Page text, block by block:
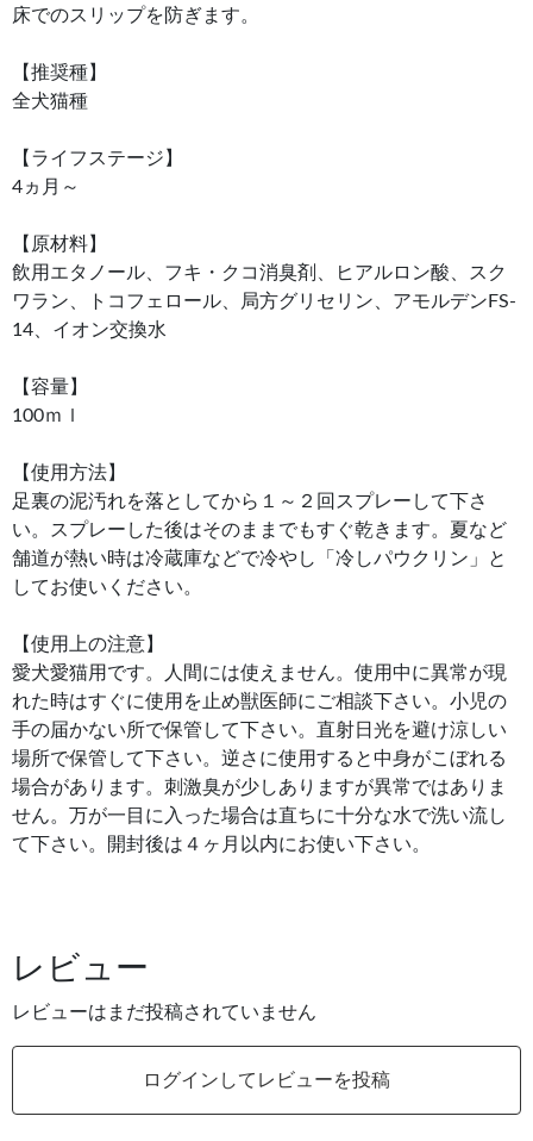
床でのスリップを防ぎます。
【推奨種】
全犬猫種
【ライフステージ】
4ヵ月～
【原材料】
飲用エタノール、フキ・クコ消臭剤、ヒアルロン酸、スク
ワラン、トコフェロール、局方グリセリン、アモルデンFS-
14、イオン交換水
【容量】
100ｍｌ
【使用方法】
足裏の泥汚れを落としてから１～２回スプレーして下さ
い。スプレーした後はそのままでもすぐ乾きます。夏など
舗道が熱い時は冷蔵庫などで冷やし「冷しパウクリン」と
してお使いください。
【使用上の注意】
愛犬愛猫用です。人間には使えません。使用中に異常が現
れた時はすぐに使用を止め獣医師にご相談下さい。小児の
手の届かない所で保管して下さい。直射日光を避け涼しい
場所で保管して下さい。逆さに使用すると中身がこぼれる
場合があります。刺激臭が少しありますが異常ではありま
せん。万が一目に入った場合は直ちに十分な水で洗い流し
て下さい。開封後は４ヶ月以内にお使い下さい。
レビュー
レビューはまだ投稿されていません
ログインしてレビューを投稿